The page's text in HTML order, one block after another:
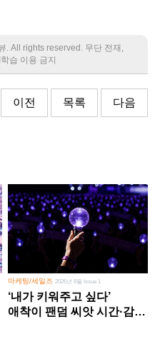
All rights reserved. 무단 전재,
습 이용 금지
이전 목록 다음
마케팅/세일즈 2026년 8월 Issue 1
‘내가 키워주고 싶다’
애착이 팬덤 씨앗 시간·감정